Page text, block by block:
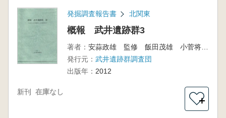
発掘調査報告書 北関東
概報 武井遺跡群3
著者：
安蒜政雄 監修 飯田茂雄 小菅将夫 編
発行元： 武井遺跡群調査団
出版年： 2012
新刊 在庫なし
＋